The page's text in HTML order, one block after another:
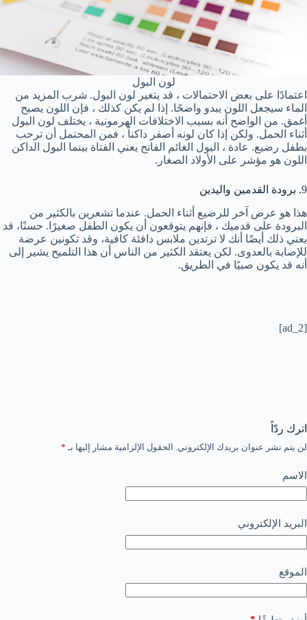
لون البول
اعتمادًا على بعض الاحتمالات ، قد يتغير لون البول. شرب المزيد من
الماء سيجعل اللون يبدو واضحًا. إذا لم يكن كذلك ، فإن اللون يصبح
أغمق. من الواضح أنه بسبب الاختلافات الهرمونية ، يختلف لون البول
أثناء الحمل. ولكن إذا كان لونه أصفر داكناً ، فمن المحتمل أن ترحب
بطفل رضيع. عادة ، البول الغائم الفاتح يعني الفتاة بينما البول الداكن
اللون هو مؤشر على الأولاد الصغار.
9. برودة القدمين واليدين
هذا هو عرض آخر للرضيع أثناء الحمل. عندما تشعرين بالكثير من
البرودة على قدميك ، فإنهم يتوقعون أن يكون الطفل صغيرًا. حسنًا، قد
يعني ذلك أيضًا أنك لا ترتدين ملابس دافئة كافية، وقد تكونين عرضة
للإصابة بالعدوى. لكن يعتقد الكثير من الناس أن هذا التلميح يشير إلى
أنه قد يكون صبيًا في الطريق.
[ad_2]
اترك ردّاً
لن يتم نشر عنوان بريدك الإلكتروني. الحقول الإلزامية مشار إليها بـ *
الاسم
البريد الإلكتروني
الموقع